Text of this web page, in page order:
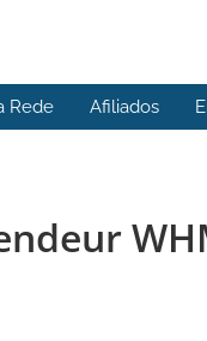
Rede Afiliados